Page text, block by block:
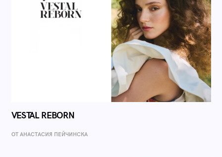
VESTAL REBORN
ОТ AНАСТАСИЯ ПЕЙЧИНСКА